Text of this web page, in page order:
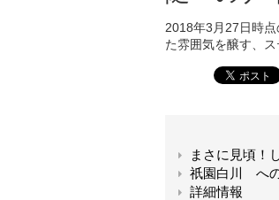
2018年3月27日時
た雰囲気を醸す、ス
まさに見頃！
祇園白川 へ
詳細情報